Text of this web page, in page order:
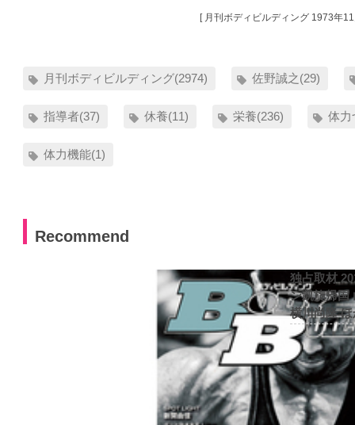
[ 月刊ボディビルディング 1973年
月刊ボディビルディング(2974) 佐野誠之(29)
指導者(37) 休養(11) 栄養(236) 体力
体力機能(1)
Recommend
独占取材
ン凱旋帰国
横川尚隆